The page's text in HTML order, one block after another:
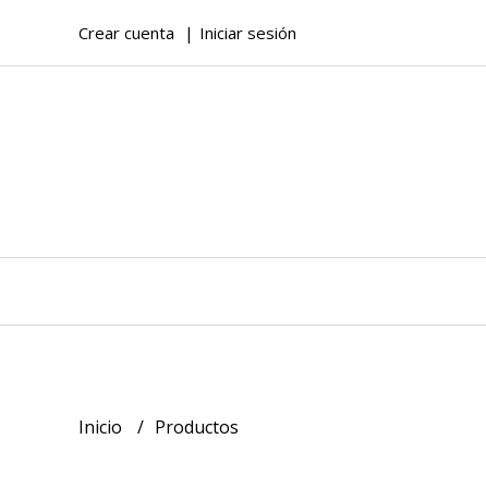
Crear cuenta Iniciar sesión
Inicio Productos